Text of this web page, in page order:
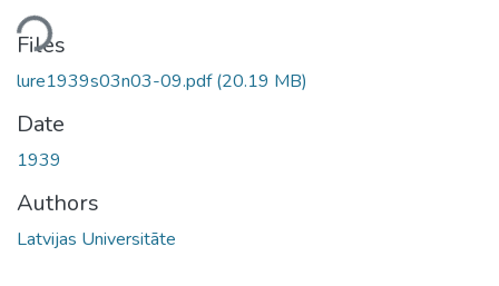
Files
lure1939s03n03-09.pdf(20.19 MB)
Date
1939
Authors
Latvijas Universitāte